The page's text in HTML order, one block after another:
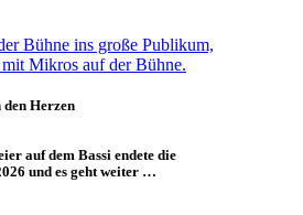
den Herzen
auf dem Bassi endete die
und es geht weiter …